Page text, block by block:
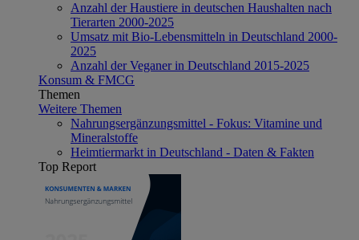
Anzahl der Haustiere in deutschen Haushalten nach
Tierarten 2000-2025
Umsatz mit Bio-Lebensmitteln in Deutschland 2000-
2025
Anzahl der Veganer in Deutschland 2015-2025
Konsum & FMCG
Themen
Weitere Themen
Nahrungsergänzungsmittel - Fokus: Vitamine und
Mineralstoffe
Heimtiermarkt in Deutschland - Daten & Fakten
Top Report